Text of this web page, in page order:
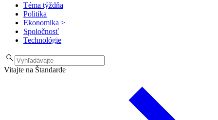
Téma týždňa
Politika
Ekonomika >
Spoločnosť
Technológie
Vitajte na Štandarde